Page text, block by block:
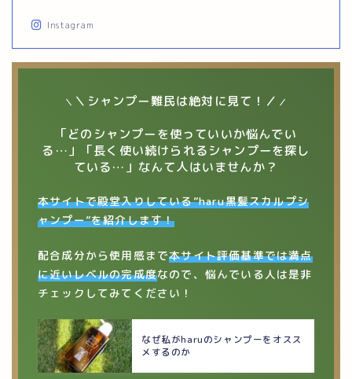
Instagram
＼ ＼シャンプー難民は絶対に見て！／ ／
「どのシャンプーを使っていいか悩んでい
る…」「長く使い続けられるシャンプーを探し
ている…」なんて人はいませんか？
本サイトで殿堂入りしている”haru黒髪スカルプシ
ャンプー”を紹介します！
配合成分から使用感まで本サイト評価基準では満点
に近いレベルの完成度なので、悩んでいる人は是非
チェックしてみてください！
なぜ私がharuのシャンプーをオスス
メするのか